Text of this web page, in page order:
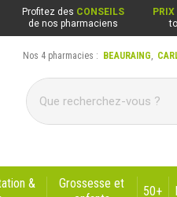
Profitez des CONSEILS
de nos pharmaciens
Carlsbourg, Yvoir, Anseremme
Nos 4 pharmacies : BEAURAING,
&
Grossesse et
50+